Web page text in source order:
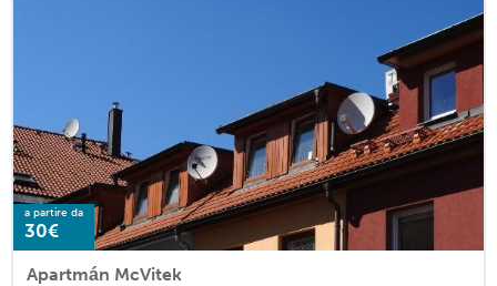
a partire da
30€
Apartmán McVitek